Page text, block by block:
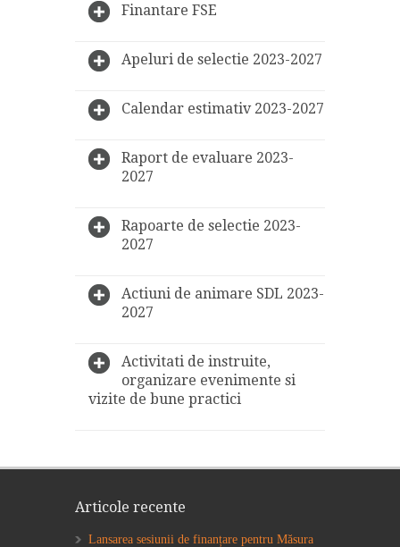
Finantare FSE
Apeluri de selectie 2023-2027
Calendar estimativ 2023-2027
Raport de evaluare 2023-
2027
Rapoarte de selectie 2023-
2027
Actiuni de animare SDL 2023-
2027
Activitati de instruite,
organizare evenimente si
vizite de bune practici
Articole recente
Lansarea sesiunii de finanțare pentru Măsura